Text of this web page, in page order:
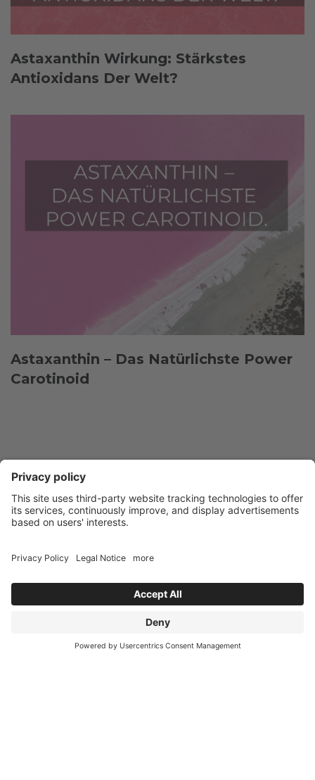
Astaxanthin Wirkung: Stärkstes
Antioxidans Der Welt?
Astaxanthin – Das Natürlichste Power
Carotinoid